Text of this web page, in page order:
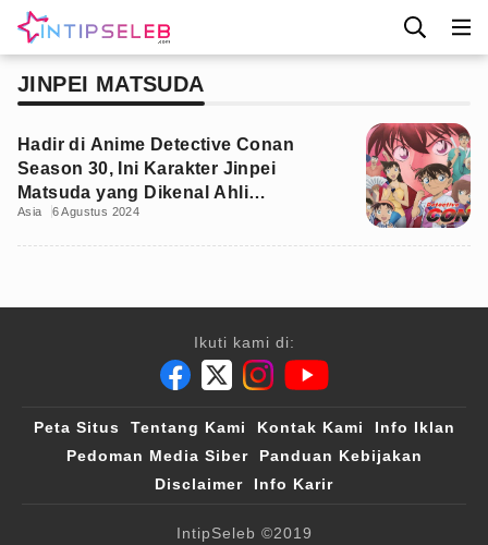
JINPEI MATSUDA
Hadir di Anime Detective Conan
Season 30, Ini Karakter Jinpei
Matsuda yang Dikenal Ahli
Pembongkaran
Asia 6 Agustus 2024
Ikuti kami di:
Peta Situs Tentang Kami Kontak Kami
Info Iklan
Pedoman Media Siber
Panduan Kebijakan
Disclaimer
Info Karir
IntipSeleb ©2019